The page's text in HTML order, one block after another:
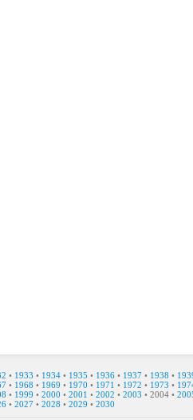
• 1933 • 1934 • 1935 • 1936 • 1937 • 1938 •
• 1968 • 1969 • 1970 • 1971 • 1972 • 1973 •
• 1999 • 2000 • 2001 • 2002 • 2003 • 2004 •
• 2027 • 2028 • 2029 • 2030